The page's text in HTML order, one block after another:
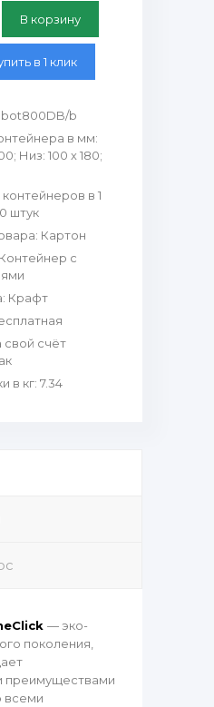
в 1 клик
b
в мм:
Низ: 100 х 180;
в 1
штук
: Картон
Контейнер с
: Крафт
свой счёт
в кг: 7.34
— эко-
поколения,
преимуществами
всеми